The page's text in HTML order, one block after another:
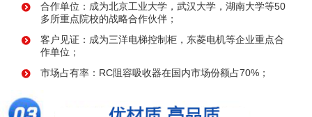
合作单位：成为北京工业大学，武汉大学，湖南大学等50
多所重点院校的战略合作伙伴；
客户见证：成为三洋电梯控制柜，东菱电机等企业重点合
作单位；
市场占有率：RC阻容吸收器在国内市场份额占70%；